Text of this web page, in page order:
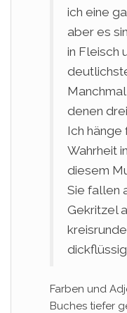
ich eine
aber es
in Fleisch
denen
Ich hänge
Wahrheit
diesem
Sie fallen
Gekritzel
Farben und
Buches tiefer